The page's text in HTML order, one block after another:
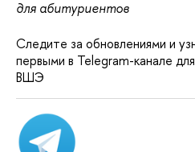
для абитуриентов
Следите за обновлениями и
первыми в Telegram-канале
ВШЭ